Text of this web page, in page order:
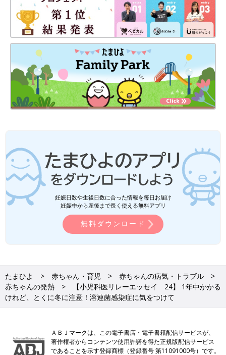
妊娠日数や生後日数に合った情報を毎日お届け
妊娠中から産後まで長く使える無料アプリ
無料ダウンロード
たまひよ 赤ちゃん・育児
赤ちゃんの病気・トラブル
赤ちゃんの発熱
【小児科医リレーエッセイ 24】 1年中かかる
けれど、とくに冬に注意！溶連菌感染症に気をつけて
ＡＢＪマークは、この電子書店・電子書籍配信サービスが、
著作権者からコンテンツ使用許諾を得た正規版配信サービス
であることを示す登録商標（登録番号 第11091000号）です。